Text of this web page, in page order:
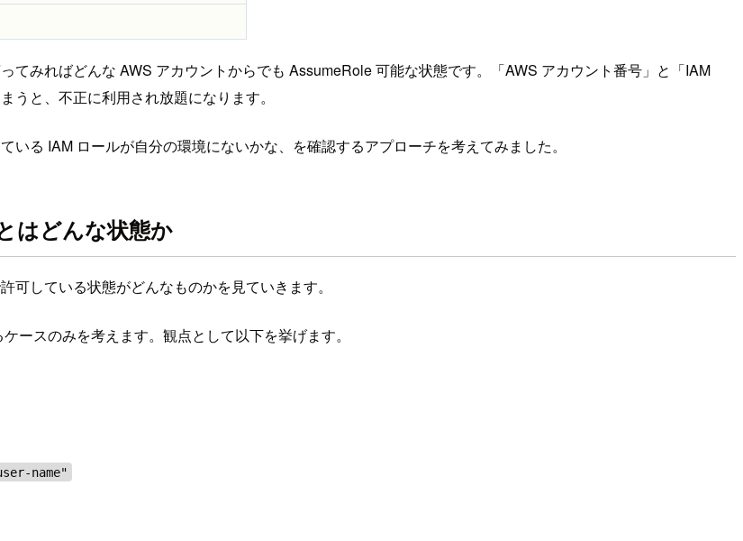
てみればどんな AWS アカウントからでも AssumeRole 可能な状態です。「AWS アカウント番号」と「IAM
うと、不正に利用され放題になります。
る IAM ロールが自分の環境にないかな、を確認するアプローチを考えてみました。
はどんな状態か
している状態がどんなものかを見ていきます。
ースのみを考えます。観点として以下を挙げます。
name"